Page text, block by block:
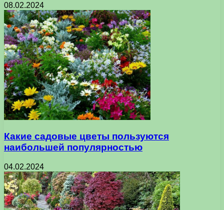
08.02.2024
Какие садовые цветы пользуются
наибольшей популярностью
04.02.2024